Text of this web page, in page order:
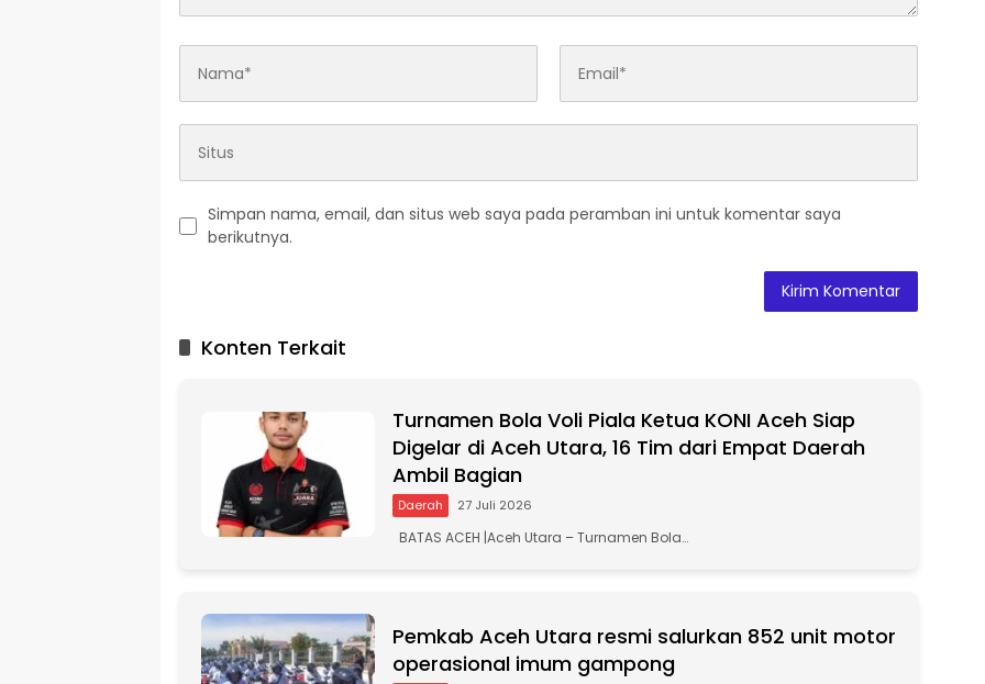
Simpan nama, email, dan situs web saya pada peramban ini untuk komentar saya
berikutnya.
e Konten Terkait
Turnamen Bola Voli Piala Ketua KONI Aceh Siap
Digelar di Aceh Utara, 16 Tim dari Empat Daerah
Ambil Bagian
Daerah 27 Juli 2026
BATAS ACEH |Aceh Utara – Turnamen Bola…
Pemkab Aceh Utara resmi salurkan 852 unit motor
operasional imum gampong